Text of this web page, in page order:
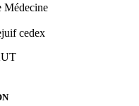
Médecine
cedex